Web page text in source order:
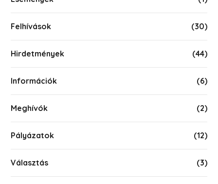
Felhívások (30)
Hirdetmények (44)
Információk (6)
Meghívók (2)
Pályázatok (12)
Választás (3)